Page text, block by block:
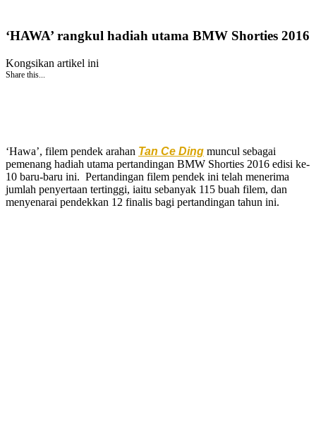
‘HAWA’ rangkul hadiah utama BMW Shorties 2016
Kongsikan artikel ini
Share this...
‘Hawa’, filem pendek arahan Tan Ce Ding muncul sebagai
pemenang hadiah utama pertandingan BMW Shorties 2016 edisi ke-
10 baru-baru ini. Pertandingan filem pendek ini telah menerima
jumlah penyertaan tertinggi, iaitu sebanyak 115 buah filem, dan
menyenarai pendekkan 12 finalis bagi pertandingan tahun ini.